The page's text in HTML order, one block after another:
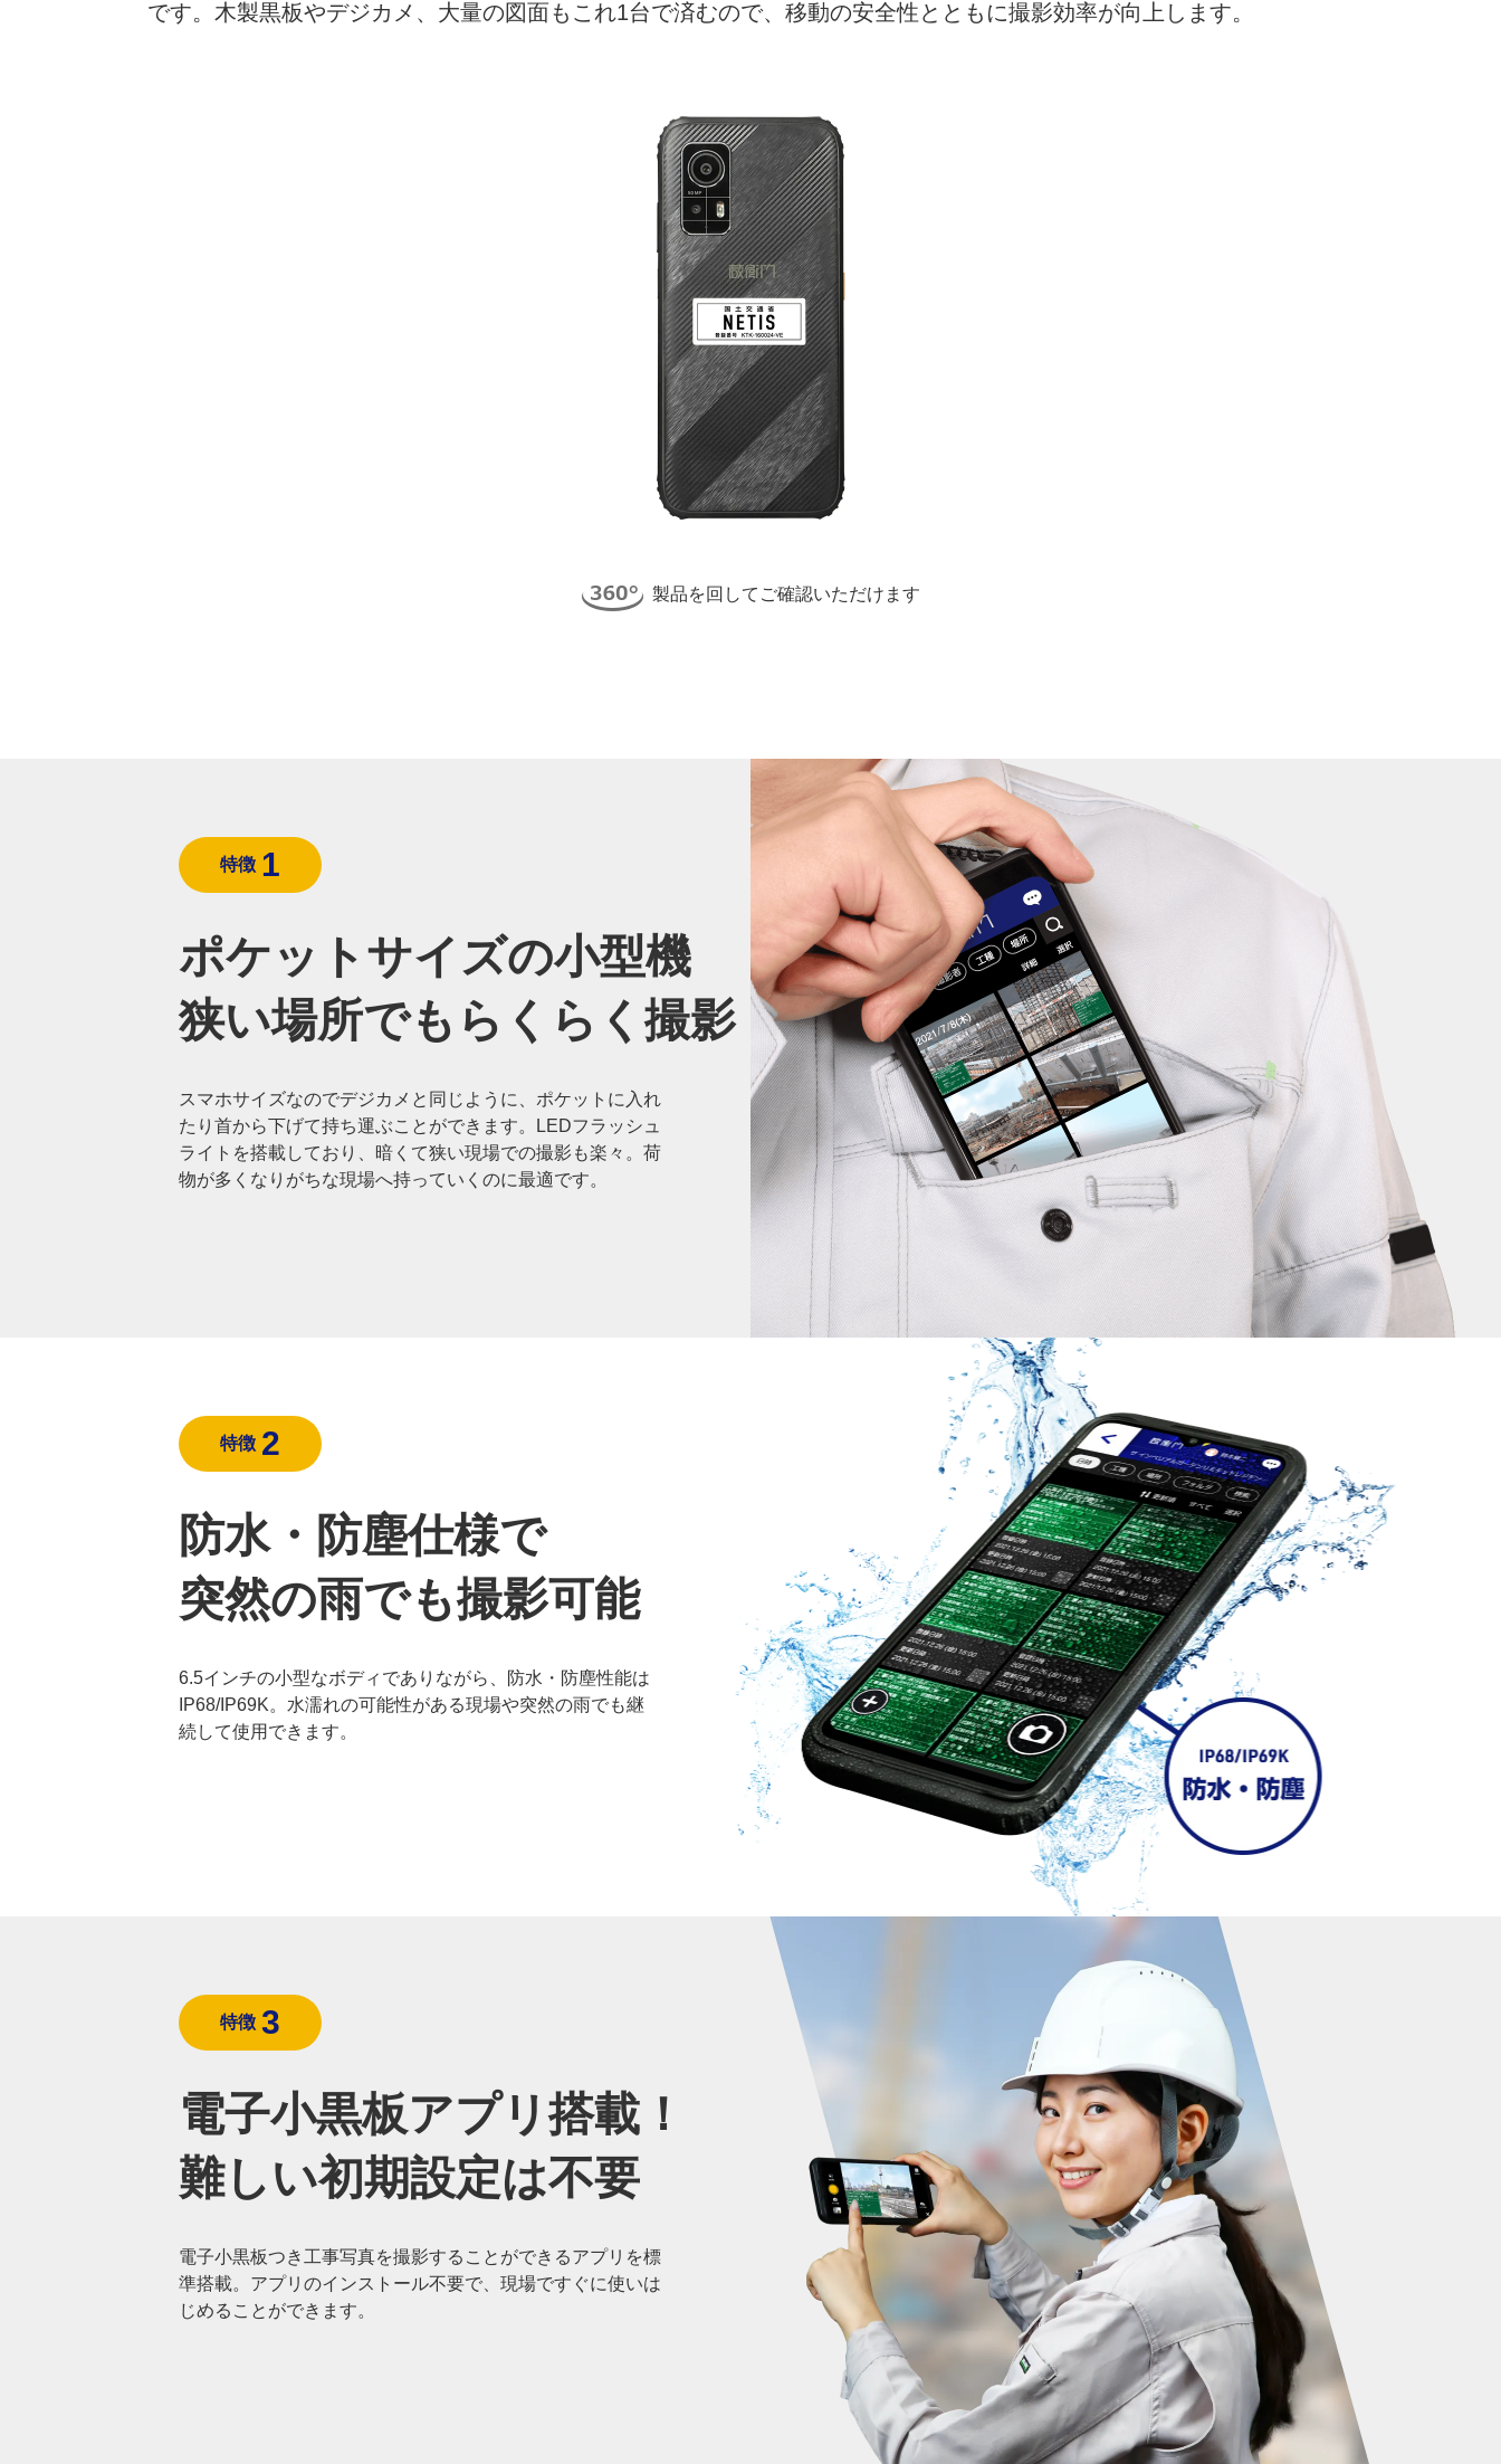
です。木製黒板やデジカメ、大量の図面もこれ1台で済むので、移動の安全性とともに撮影効率が向上します。
製品を回してご確認いただけます
特徴 1
ポケットサイズの小型機
狭い場所でも らくらく撮影
スマホサイズなのでデジカメと同じように、ポケットに入れ
たり首から下げて持ち運ぶことができます。LEDフラッシュ
ライトを搭載しており、暗くて狭い現場での撮影も楽々。荷
物が多くなりがちな現場へ持っていくのに最適です。
特徴 2
防水・防塵仕様で
突然の雨でも撮影可能
6.5インチの小型なボディでありながら、防水・防塵性能は
IP68/IP69K。水濡れの可能性がある現場や突然の雨でも継
続して使用できます。
特徴 3
電子小黒板アプリ搭載！
難しい初期設定は不要
電子小黒板つき工事写真を撮影することができるアプリを標
準搭載。アプリのインストール不要で、現場ですぐに使いは
じめることができます。